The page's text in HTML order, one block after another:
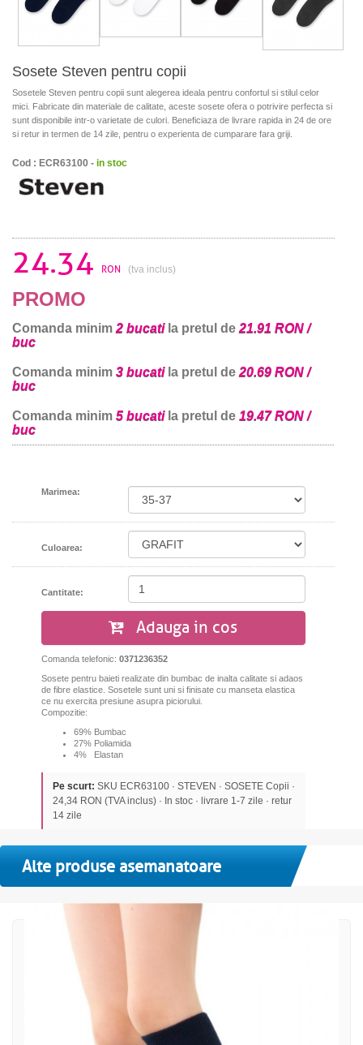
Sosete Steven pentru copii
Sosetele Steven pentru copii sunt alegerea ideala pentru confortul si stilul celor
mici. Fabricate din materiale de calitate, aceste sosete ofera o potrivire perfecta si
sunt disponibile intr-o varietate de culori. Beneficiaza de livrare rapida in 24 de ore
si retur in termen de 14 zile, pentru o experienta de cumparare fara griji.
Cod : ECR63100 - in stoc
24.34 RON (tva inclus)
PROMO
Comanda minim 2 bucatila pretul de 21.91 RON /
buc
Comanda minim 3 bucatila pretul de 20.69 RON /
buc
Comanda minim 5 bucatila pretul de 19.47 RON /
buc
Marimea:
Culoarea:
Cantitate:
Adauga in cos
Comanda telefonic: 0371236352
Sosete pentru baieti realizate din bumbac de inalta calitate si adaos
de fibre elastice. Sosetele sunt uni si finisate cu manseta elastica
ce nu exercita presiune asupra piciorului.
Compozitie:
69% Bumbac
27% Poliamida
4% Elastan
Pe scurt: SKU ECR63100 · STEVEN · SOSETE Copii ·
24,34 RON (TVA inclus) · In stoc · livrare 1-7 zile · retur
14 zile
Alte produse asemanatoare